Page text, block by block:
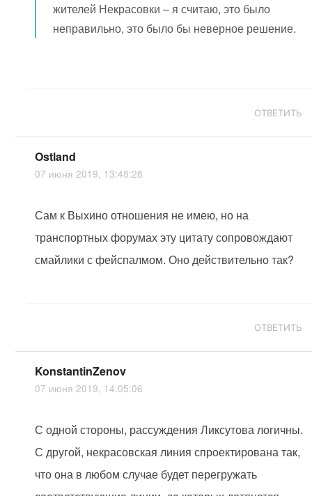
жителей Некрасовки – я считаю, это было
неправильно, это было бы неверное решение.
ОТВЕТИТЬ
Ostland
07 июня 2019, 13:48:28
Сам к Выхино отношения не имею, но на
транспортных форумах эту цитату сопровождают
смайлики с фейспалмом. Оно действительно так?
ОТВЕТИТЬ
KonstantinZenov
07 июня 2019, 14:05:06
С одной стороны, рассуждения Ликсутова логичны.
С другой, некрасовская линия спроектирована так,
что она в любом случае будет перегружать